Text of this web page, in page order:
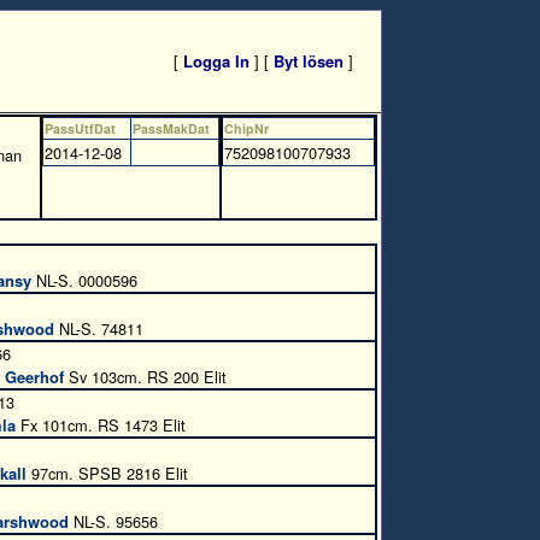
[ Logga In ] [ Byt lösen ]
PassUtfDat PassMakDat
2014-12-08
ChipNr
752098100707933
NL-S. 0000596
NL-S. 74811
Sv 103cm. RS 200 Elit
Fx 101cm. RS 1473 Elit
97cm. SPSB 2816 Elit
NL-S. 95656